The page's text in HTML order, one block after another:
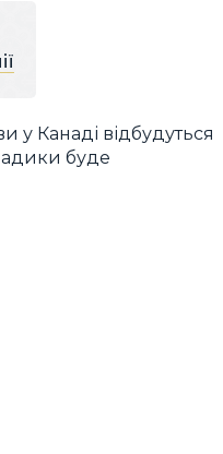
у Канаді відбудуться
буде